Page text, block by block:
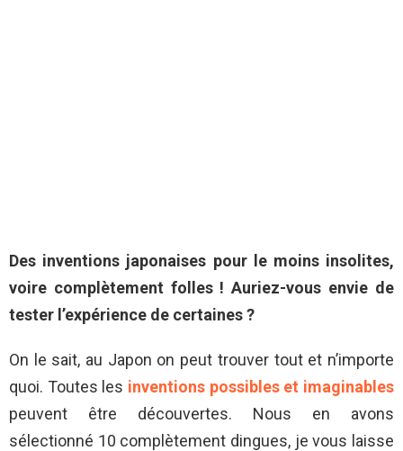
Des inventions japonaises pour le moins insolites,
voire complètement folles ! Auriez-vous envie de
tester l’expérience de certaines ?
On le sait, au Japon on peut trouver tout et n’importe
quoi. Toutes les inventions possibles et imaginables
peuvent être découvertes. Nous en avons
sélectionné 10 complètement dingues, je vous laisse